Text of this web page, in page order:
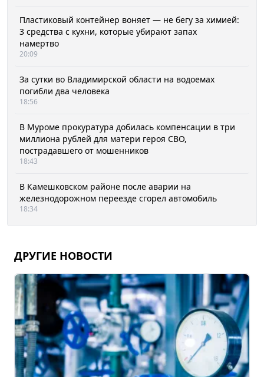
Пластиковый контейнер воняет — не бегу за химией:
3 средства с кухни, которые убирают запах
намертво
20:09
За сутки во Владимирской области на водоемах
погибли два человека
18:56
В Муроме прокуратура добилась компенсации в три
миллиона рублей для матери героя СВО,
пострадавшего от мошенников
18:43
В Камешковском районе после аварии на
железнодорожном переезде сгорел автомобиль
18:34
ДРУГИЕ НОВОСТИ